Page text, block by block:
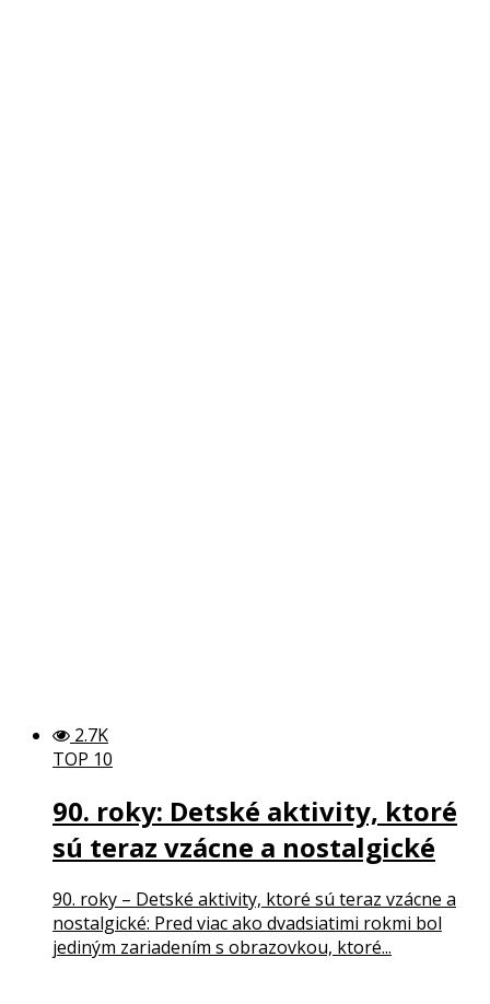
2.7K
TOP 10
90. roky: Detské aktivity, ktoré
sú teraz vzácne a nostalgické
90. roky – Detské aktivity, ktoré sú teraz vzácne a
nostalgické: Pred viac ako dvadsiatimi rokmi bol
jediným zariadením s obrazovkou, ktoré...